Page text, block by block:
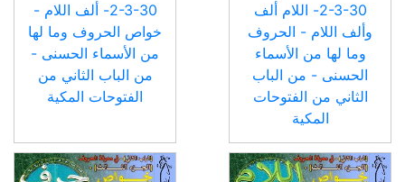
2-3-30- اللام ألف
وألف اللام - الحروف
وما لها من الأسماء
الحسنى - من الباب
الثاني من الفتوحات
المكية
2-3-30- ألف اللام -
خواص الحروف وما لها
من الأسماء الحسنى -
من الباب الثاني من
الفتوحات المكية